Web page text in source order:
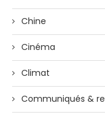
Chine
Cinéma
Climat
Communiqués &